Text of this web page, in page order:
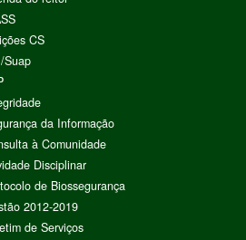
CS
Suap
da Informação
à Comunidade
Disciplinar
de Biossegurança
2012-2019
de Serviços